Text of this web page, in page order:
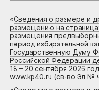
«Сведения о размере и
размещению на
размещения
период избирательной
Государственную Думу
Российской Федерации
18 – 20 сентября 2026
www.kp40.ru (св-во Эл №